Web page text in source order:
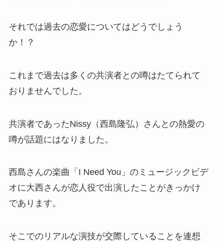
それでは過去の恋愛についてはどうでしょう
か！？
これまで過去は多くの共演者との噂はたてられて
おりませんでした。
共演者であったNissy（西島隆弘）さんとの熱愛の
噂が話題にはなりました。
西島さんの楽曲「I Need You」のミュージックビデ
オに大西さんが恋人役で出演したことがきっかけ
であります。
そこでのリアルな演技が交際していることを連想